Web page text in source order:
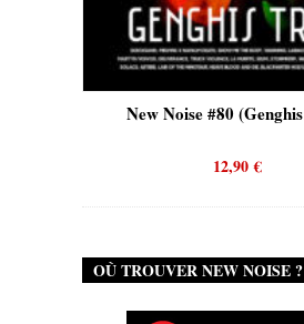
New Noise #80 (Genghis Tron)
OÙ TROUVER NEW NOISE ?